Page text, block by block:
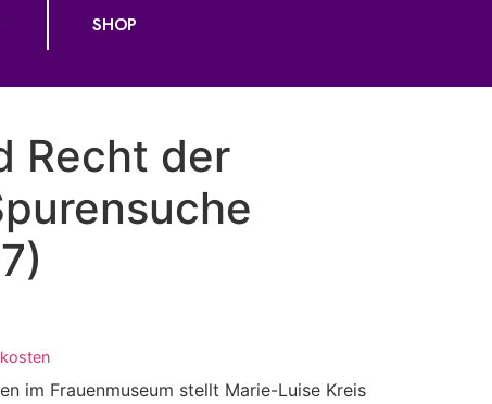
SHOP
Recht der
im Frauenmuseum stellt Marie-Luise Kreis